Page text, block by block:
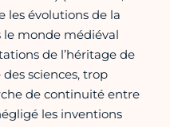
les évolutions de la
monde médiéval
de l’héritage de
sciences, trop
de continuité entre
les inventions